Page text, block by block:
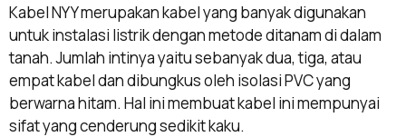
Kabel NYY merupakan kabel yang banyak digunakan
untuk instalasi listrik dengan metode ditanam di dalam
tanah. Jumlah intinya yaitu sebanyak dua, tiga, atau
empat kabel dan dibungkus oleh isolasi PVC yang
berwarna hitam. Hal ini membuat kabel ini mempunyai
sifat yang cenderung sedikit kaku.